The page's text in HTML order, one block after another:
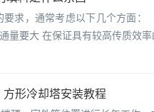
求，通常考虑以下几个方面：
量要大 在保证具有较高传质效
形冷却塔安装教程